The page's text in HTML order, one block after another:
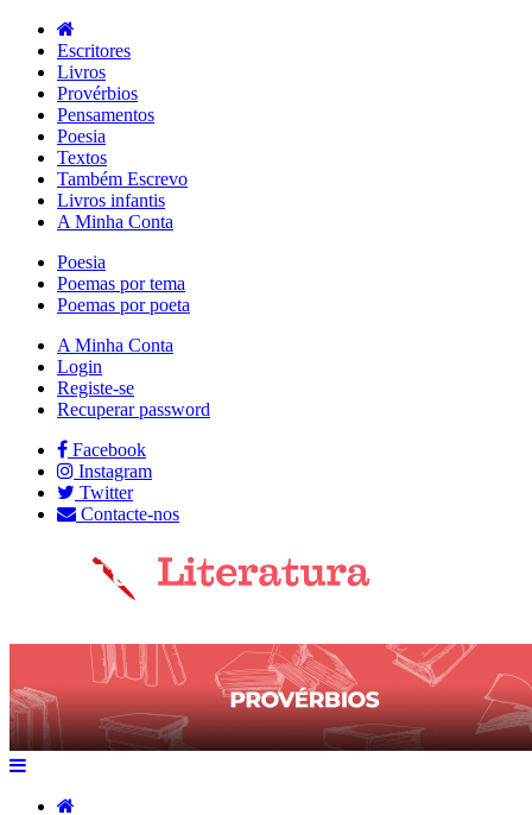
Escritores
Livros
Provérbios
Pensamentos
Poesia
Textos
Também Escrevo
Livros infantis
A Minha Conta
Poesia
Poemas por tema
Poemas por poeta
A Minha Conta
Login
Registe-se
Recuperar password
Facebook
Instagram
Twitter
Contacte-nos